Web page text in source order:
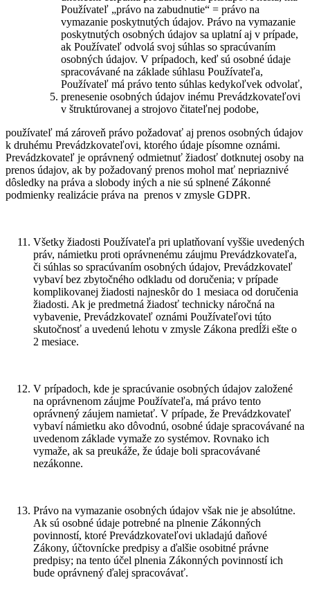
Používateľ „právo na zabudnutie“ = právo na
vymazanie poskytnutých údajov. Právo na vymazanie
poskytnutých osobných údajov sa uplatní aj v prípade,
ak Používateľ odvolá svoj súhlas so spracúvaním
osobných údajov. V prípadoch, keď sú osobné údaje
spracovávané na základe súhlasu Používateľa,
Používateľ má právo tento súhlas kedykoľvek odvolať,
prenesenie osobných údajov inému Prevádzkovateľovi
v štruktúrovanej a strojovo čitateľnej podobe,
používateľ má zároveň právo požadovať aj prenos osobných údajov
k druhému Prevádzkovateľovi, ktorého údaje písomne oznámi.
Prevádzkovateľ je oprávnený odmietnuť žiadosť dotknutej osoby na
prenos údajov, ak by požadovaný prenos mohol mať nepriaznivé
dôsledky na práva a slobody iných a nie sú splnené Zákonné
podmienky realizácie práva na prenos v zmysle GDPR.
Všetky žiadosti Používateľa pri uplatňovaní vyššie uvedených
práv, námietku proti oprávnenému záujmu Prevádzkovateľa,
či súhlas so spracúvaním osobných údajov, Prevádzkovateľ
vybaví bez zbytočného odkladu od doručenia; v prípade
komplikovanej žiadosti najneskôr do 1 mesiaca od doručenia
žiadosti. Ak je predmetná žiadosť technicky náročná na
vybavenie, Prevádzkovateľ oznámi Používateľovi túto
skutočnosť a uvedenú lehotu v zmysle Zákona predĺži ešte o
2 mesiace.
V prípadoch, kde je spracúvanie osobných údajov založené
na oprávnenom záujme Používateľa, má právo tento
oprávnený záujem namietať. V prípade, že Prevádzkovateľ
vybaví námietku ako dôvodnú, osobné údaje spracovávané na
uvedenom základe vymaže zo systémov. Rovnako ich
vymaže, ak sa preukáže, že údaje boli spracovávané
nezákonne.
Právo na vymazanie osobných údajov však nie je absolútne.
Ak sú osobné údaje potrebné na plnenie Zákonných
povinností, ktoré Prevádzkovateľovi ukladajú daňové
Zákony, účtovnícke predpisy a ďalšie osobitné právne
predpisy; na tento účel plnenia Zákonných povinností ich
bude oprávnený ďalej spracovávať.